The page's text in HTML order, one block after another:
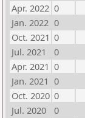
Apr. 2022 0
Jan. 2022 0
Oct. 2021 0
Jul. 2021
0
Apr. 2021 0
Jan. 2021 0
Oct. 2020 0
Jul. 2020
0